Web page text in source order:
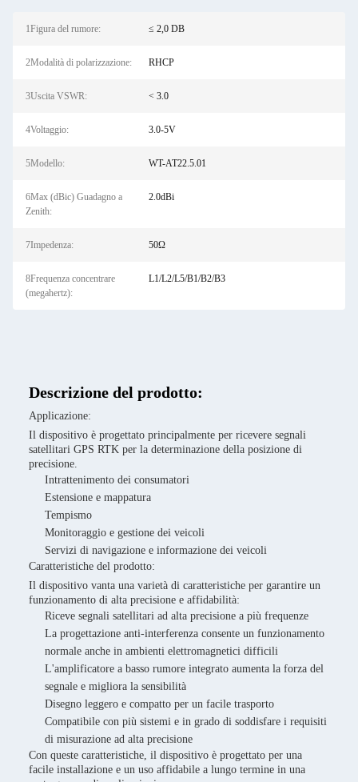
1Figura del rumore: ≤ 2,0 DB
2Modalità di polarizzazione: RHCP
3Uscita VSWR: < 3.0
4Voltaggio: 3.0-5V
5Modello: WT-AT22.5.01
6Max (dBic) Guadagno a
Zenith:
2.0dBi
7Impedenza: 50Ω
8Frequenza concentrare
(megahertz):
L1/L2/L5/B1/B2/B3
Descrizione del prodotto:
Applicazione:
Il dispositivo è progettato principalmente per ricevere segnali
satellitari GPS RTK per la determinazione della posizione di
precisione.
Intrattenimento dei consumatori
Estensione e mappatura
Tempismo
Monitoraggio e gestione dei veicoli
Servizi di navigazione e informazione dei veicoli
Caratteristiche del prodotto:
Il dispositivo vanta una varietà di caratteristiche per garantire un
funzionamento di alta precisione e affidabilità:
Riceve segnali satellitari ad alta precisione a più frequenze
La progettazione anti-interferenza consente un funzionamento
normale anche in ambienti elettromagnetici difficili
L'amplificatore a basso rumore integrato aumenta la forza del
segnale e migliora la sensibilità
Disegno leggero e compatto per un facile trasporto
Compatibile con più sistemi e in grado di soddisfare i requisiti
di misurazione ad alta precisione
Con queste caratteristiche, il dispositivo è progettato per una
facile installazione e un uso affidabile a lungo termine in una